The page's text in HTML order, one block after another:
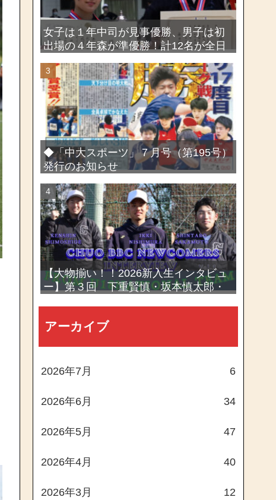
女子は１年中司が見事優勝、男子は初
出場の４年森が準優勝！計12名が全日
剣道選手権大会・第72回関東学生剣道
選手権大会
◆「中大スポーツ」７月号（第195号）
発行のお知らせ
【大物揃い！！2026新入生インタビュ
ー】第３回 下重賢慎・坂本慎太郎・
アーカイブ
2026年7月 6
2026年6月 34
2026年5月 47
2026年4月 40
2026年3月 12